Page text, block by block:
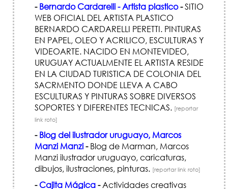
- Bernardo Cardarelli - Artista plastico-SITIO
WEB OFICIAL DEL ARTISTA PLASTICO
BERNARDO CARDARELLI PERETTI. PINTURAS
EN PAPEL, OLEO Y ACRILICO, ESCULTURAS Y
VIDEOARTE. NACIDO EN MONTEVIDEO,
URUGUAY ACTUALMENTE EL ARTISTA RESIDE
EN LA CIUDAD TURISTICA DE COLONIA DEL
SACRMENTO DONDE LLEVA A CABO
ESCULTURAS Y PINTURAS SOBRE DIVERSOS
SOPORTES Y DIFERENTES TECNICAS. [reportar
link roto]
- Blog del ilustrador uruguayo, Marcos
Manzi Manzi-Blog de Marman, Marcos
Manzi ilustrador uruguayo, caricaturas,
dibujos, ilustraciones, pinturas. [reportar link roto]
-Cajita Mágica-Actividades creativas